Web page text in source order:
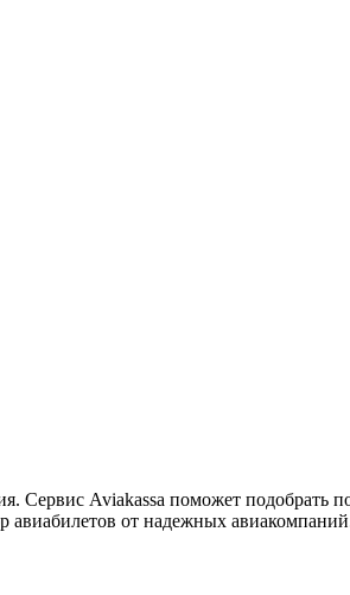
Сервис Aviakassa поможет подобрать
от надежных